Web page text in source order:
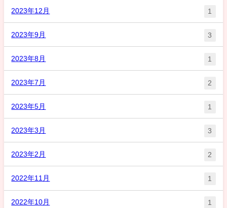
2023年12月 1
2023年9月 3
2023年8月 1
2023年7月 2
2023年5月 1
2023年3月 3
2023年2月 2
2022年11月 1
2022年10月 1